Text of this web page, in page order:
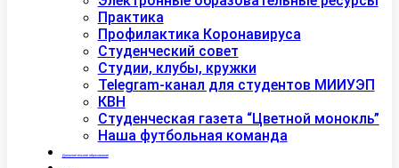
Практика
Профилактика Коронавируса
Студенческий совет
Студии, клубы, кружки
Telegram-канал для студентов МИИУЭП
КВН
Студенческая газета “Цветной монокль”
Наша футбольная команда
Дополнительное образование